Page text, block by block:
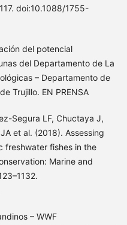
doi:10.1088/1755-
del potencial
del Departamento de La
– Departamento de
Trujillo. EN PRENSA
Segura LF, Chuctaya J,
et al. (2018). Assessing
freshwater fishes in the
Marine and
– WWF